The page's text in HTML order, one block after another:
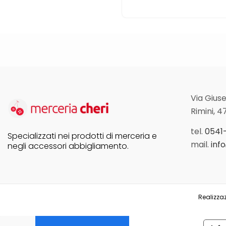
Specializzati nei prodotti di merceria e
negli accessori abbigliamento.
Via
Rimini,
tel.
mail.